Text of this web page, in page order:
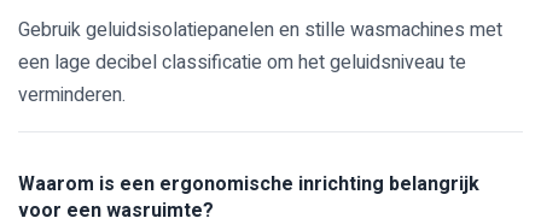
Gebruik geluidsisolatiepanelen en stille wasmachines met
een lage decibel classificatie om het geluidsniveau te
verminderen.
Waarom is een ergonomische inrichting belangrijk
voor een wasruimte?